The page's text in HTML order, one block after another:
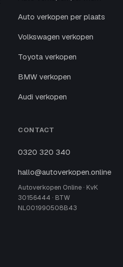
Auto verkopen per plaats
Volkswagen verkopen
Toyota verkopen
BMW verkopen
Audi verkopen
CONTACT
0320 320 340
hallo@autoverkopen.online
Autoverkopen Online · KvK
30156444 · BTW
NL001990508B43